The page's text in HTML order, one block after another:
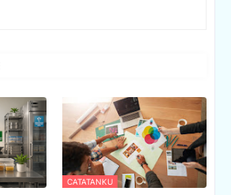
CATATANKU